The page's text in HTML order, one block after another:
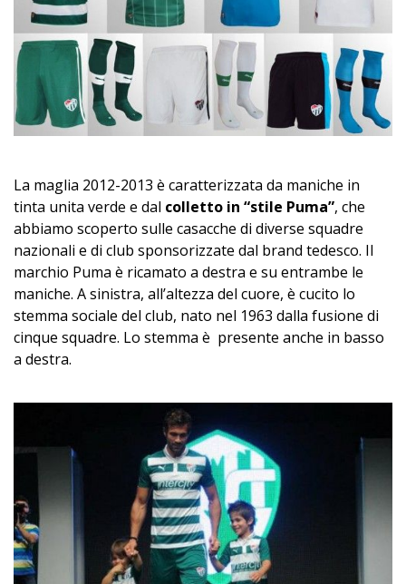
La maglia 2012-2013 è caratterizzata da maniche in
tinta unita verde e dal colletto in “stile Puma”, che
abbiamo scoperto sulle casacche di diverse squadre
nazionali e di club sponsorizzate dal brand tedesco. Il
marchio Puma è ricamato a destra e su entrambe le
maniche. A sinistra, all’altezza del cuore, è cucito lo
stemma sociale del club, nato nel 1963 dalla fusione di
cinque squadre. Lo stemma è presente anche in basso
a destra.